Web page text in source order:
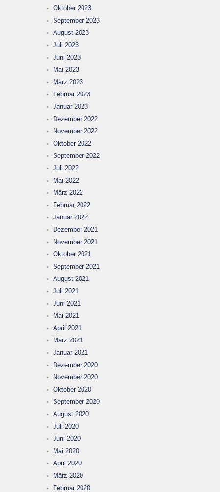
Oktober 2023
September 2023
August 2023
Juli 2023
Juni 2023
Mai 2023
März 2023
Februar 2023
Januar 2023
Dezember 2022
November 2022
Oktober 2022
September 2022
Juli 2022
Mai 2022
März 2022
Februar 2022
Januar 2022
Dezember 2021
November 2021
Oktober 2021
September 2021
August 2021
Juli 2021
Juni 2021
Mai 2021
April 2021
März 2021
Januar 2021
Dezember 2020
November 2020
Oktober 2020
September 2020
August 2020
Juli 2020
Juni 2020
Mai 2020
April 2020
März 2020
Februar 2020